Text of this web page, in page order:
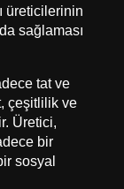
üreticilerinin
sağlaması
tat ve
çeşitlilik ve
Üretici,
bir
sosyal